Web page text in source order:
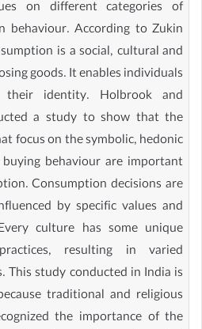
on different categories of
behaviour. According to Zukin
is a social, cultural and
goods. It enables individuals
identity. Holbrook and
a study to show that the
focus on the symbolic, hedonic
behaviour are important
Consumption decisions are
by specific values and
culture has some unique
resulting in varied
This study conducted in India is
traditional and religious
the importance of the